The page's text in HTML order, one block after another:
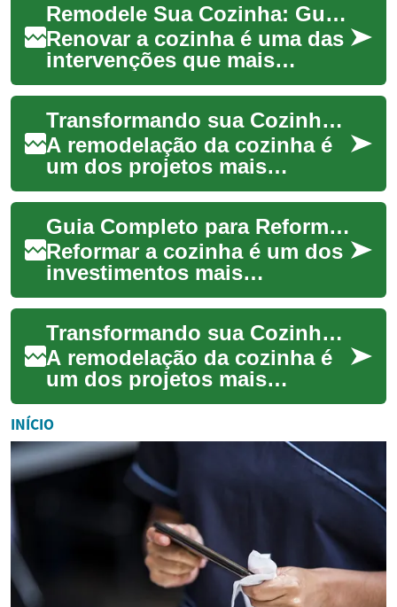
Remodele Sua Cozinha: Guia Completo para Renovação e Valor
Renovar a cozinha é uma das
intervenções que mais
valorizam um imóvel e
melhoram o dia a dia de
quem mora nele. Este ...
Transformando sua Cozinha: Guia Completo de Remodelação
A remodelação da cozinha é
um dos projetos mais
impactantes que você pode
fazer em sua casa,
transformando não apenas...Guia Completo para Reformar sua Cozinha com Sucesso
Reformar a cozinha é um dos
investimentos mais
impactantes que você pode
fazer na casa. Este guia
mostra como planeja...
Transformando sua Cozinha: Um Guia Completo para Remodelação
A remodelação da cozinha é
um dos projetos mais
impactantes que você pode
realizar em sua casa,
transformando não ape...
INÍCIO